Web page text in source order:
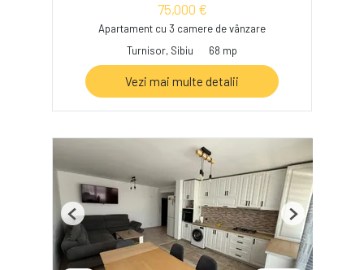
75,000 €
Apartament cu 3 camere de vânzare
Turnisor, Sibiu
68 mp
Vezi mai multe detalii
Previous Next